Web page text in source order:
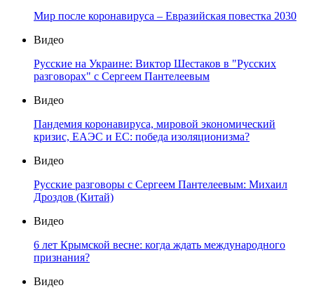
Мир после коронавируса – Евразийская повестка 2030
Видео
Русские на Украине: Виктор Шестаков в "Русских
разговорах" с Сергеем Пантелеевым
Видео
Пандемия коронавируса, мировой экономический
кризис, ЕАЭС и ЕС: победа изоляционизма?
Видео
Русские разговоры с Сергеем Пантелеевым: Михаил
Дроздов (Китай)
Видео
6 лет Крымской весне: когда ждать международного
признания?
Видео